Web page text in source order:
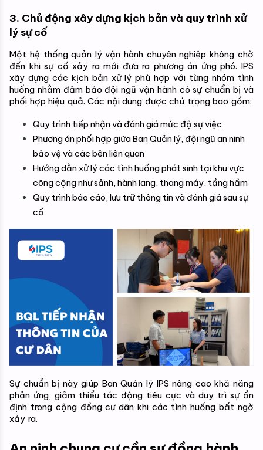
3. Chủ động xây dựng kịch bản và quy trình xử
lý sự cố
Một hệ thống quản lý vận hành chuyên nghiệp không chờ
đến khi sự cố xảy ra mới đưa ra phương án ứng phó. IPS
xây dựng các kịch bản xử lý phù hợp với từng nhóm tình
huống nhằm đảm bảo đội ngũ vận hành có sự chuẩn bị và
phối hợp hiệu quả. Các nội dung được chú trọng bao gồm:
Quy trình tiếp nhận và đánh giá mức độ sự việc
Phương án phối hợp giữa Ban Quản lý, đội ngũ an ninh
bảo vệ và các bên liên quan
Hướng dẫn xử lý các tình huống phát sinh tại khu vực
công cộng như sảnh, hành lang, thang máy, tầng hầm
Quy trình báo cáo, lưu trữ thông tin và đánh giá sau sự
cố
Sự chuẩn bị này giúp Ban Quản lý IPS nâng cao khả năng
phản ứng, giảm thiểu tác động tiêu cực và duy trì sự ổn
định trong cộng đồng cư dân khi các tình huống bất ngờ
xảy ra.